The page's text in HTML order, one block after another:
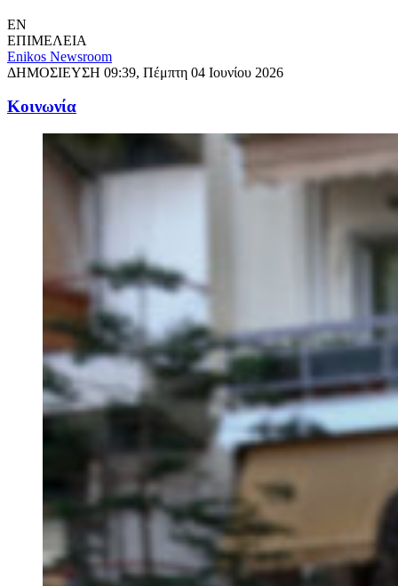
EN
ΕΠΙΜΕΛΕΙΑ
Enikos Newsroom
ΔΗΜΟΣΙΕΥΣΗ 09:39, Πέμπτη 04 Ιουνίου 2026
Κοινωνία